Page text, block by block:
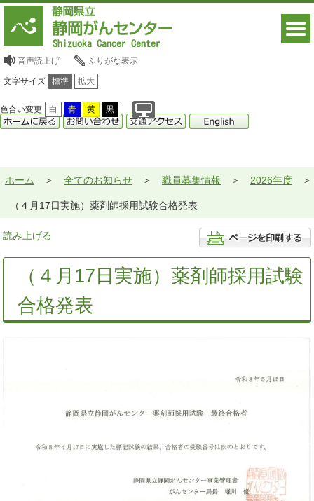
音声読上げ ふりがな表示
文字サイズ 標準 拡大
色合い変更 白 青 黄 黒
ホーム 全てのお知らせ 職員募集情報 2026年度
（４月17日実施）薬剤師採用試験合格発表
読み上げる
（４月17日実施）薬剤師採用試験
合格発表